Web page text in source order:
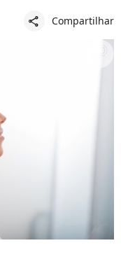
share Compartilhar